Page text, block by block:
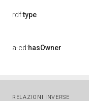
rdf:type
a-cd:hasOwner
RELAZIONI INVERSE